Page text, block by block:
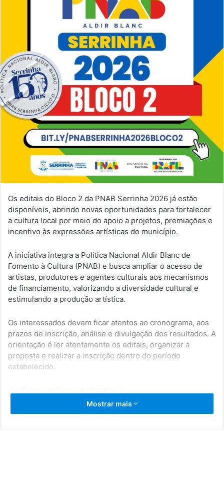
Os editais do Bloco 2 da PNAB Serrinha 2026 já estão
disponíveis, abrindo novas oportunidades para fortalecer
a cultura local por meio do apoio a projetos, premiações e
incentivo às expressões artísticas do município.
A iniciativa integra a Política Nacional Aldir Blanc de
Fomento à Cultura (PNAB) e busca ampliar o acesso de
artistas, produtores e agentes culturais aos mecanismos
de financiamento, valorizando a diversidade cultural e
estimulando a produção artística.
Os interessados devem ficar atentos ao cronograma, aos
prazos de inscrição, análise e divulgação dos resultados. A
orientação é ler atentamente os editais, organizar a
proposta e realizar a inscrição dentro do período
estabelecido.
https://bit.ly/pnabserrinha2026bloco2
Mostrar mais